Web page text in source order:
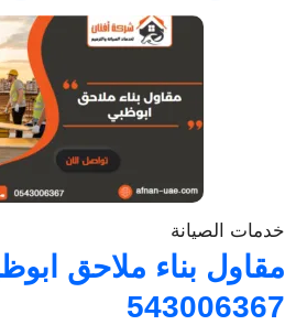
خدمات الصيانة
مقاول بناء ملاحق
543006367